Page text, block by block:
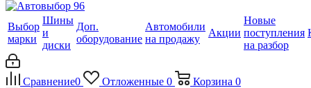
Выбор
марки
Шины
и
диски
Доп.
оборудование
Автомобили
на продажу
Акции
Новые
поступления
на разбор
Сравнение0 Отложенные 0 Корзина 0